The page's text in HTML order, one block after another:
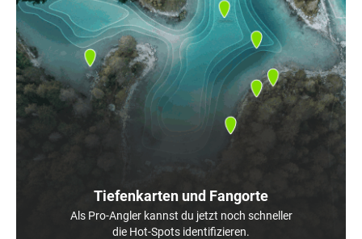
Tiefenkarten und Fangorte
Als Pro-Angler kannst du jetzt noch schneller
die Hot-Spots identifizieren.